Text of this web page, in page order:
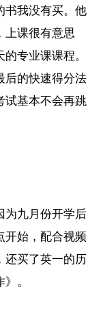
书我没有买。他
上课很有意思
专业课课程。
后的快速得分法
试基本不会再跳
九月份开学后
开始，配合视频
还买了英一的历
。